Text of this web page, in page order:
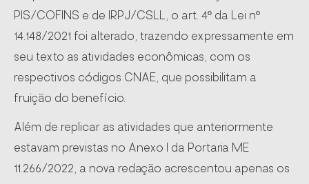
PIS/COFINS e de IRPJ/CSLL, o art. 4º da Lei nº
14.148/2021 foi alterado, trazendo expressamente em
seu texto as atividades econômicas, com os
respectivos códigos CNAE, que possibilitam a
fruição do benefício.
Além de replicar as atividades que anteriormente
estavam previstas no Anexo I da Portaria ME
11.266/2022, a nova redação acrescentou apenas os